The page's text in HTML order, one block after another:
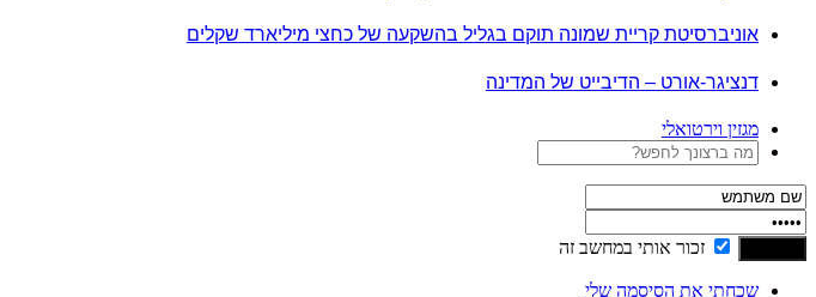
אוניברסיטת קריית שמונה תוקם בגליל בהשקעה של כחצי מיליארד שקלים
דנציגר-אורט – הדיבייט של המדינה
מגזין וירטואלי
זכור אותי במחשב זה
שכחתי את הסיסמה שלי